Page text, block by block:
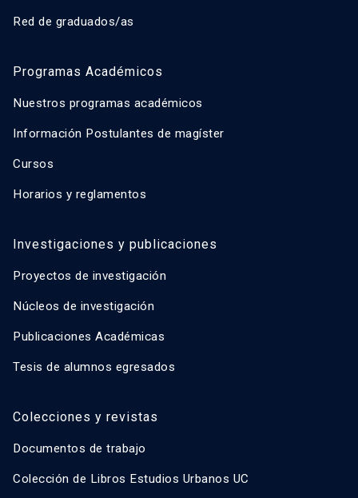
Red de graduados/as
Programas Académicos
Nuestros programas académicos
Información Postulantes de magíster
Cursos
Horarios y reglamentos
Investigaciones y publicaciones
Proyectos de investigación
Núcleos de investigación
Publicaciones Académicas
Tesis de alumnos egresados
Colecciones y revistas
Documentos de trabajo
Colección de Libros Estudios Urbanos UC